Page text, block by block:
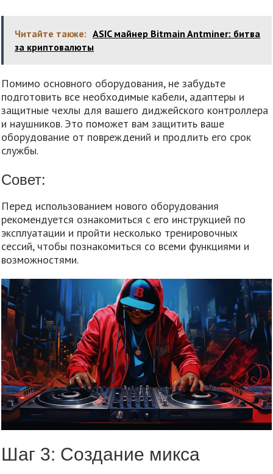
Читайте также: ASIC майнер Bitmain Antminer: битва
за криптовалюты
Помимо основного оборудования, не забудьте
подготовить все необходимые кабели, адаптеры и
защитные чехлы для вашего диджейского контроллера
и наушников. Это поможет вам защитить ваше
оборудование от повреждений и продлить его срок
службы.
Совет:
Перед использованием нового оборудования
рекомендуется ознакомиться с его инструкцией по
эксплуатации и пройти несколько тренировочных
сессий, чтобы познакомиться со всеми функциями и
возможностями.
Шаг 3: Создание микса